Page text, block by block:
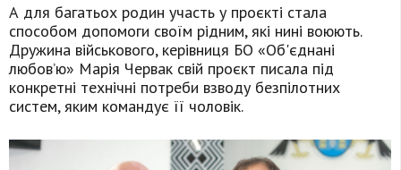
А для багатьох родин участь у проєкті стала
способом допомоги своїм рідним, які нині воюють.
Дружина військового, керівниця БО «Об'єднані
любов’ю» Марія Червак свій проєкт писала під
конкретні технічні потреби взводу безпілотних
систем, яким командує її чоловік.